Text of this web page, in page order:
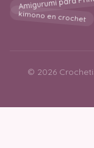
kimono en crochet
© 2026